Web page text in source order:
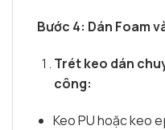
Bước 4: Dán Foam
Trét keo dán
công:
Keo PU hoặc keo